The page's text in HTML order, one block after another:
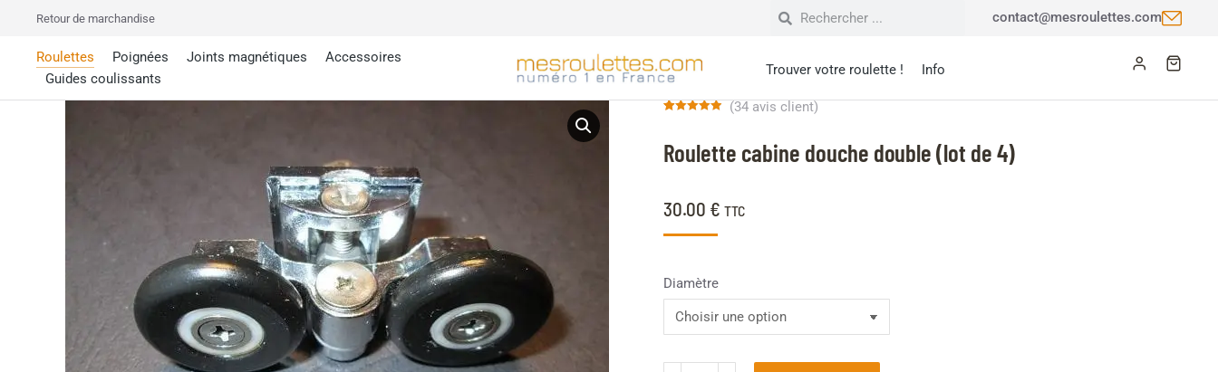
Retour de marchandise contact@mesroulettes.com
Roulettes Poignées Joints magnétiques
Accessoires
Guides coulissants
Trouver votre roulette ! Info
Roulette cabine douche double (lot de 4)
30.00 € TTC
basé sur
notations
(34avis client)
Diamètre